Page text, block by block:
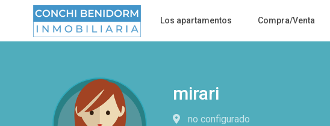
Los apartamentos Compra/Venta
Más opciones de búsqueda
mirari
no configurado